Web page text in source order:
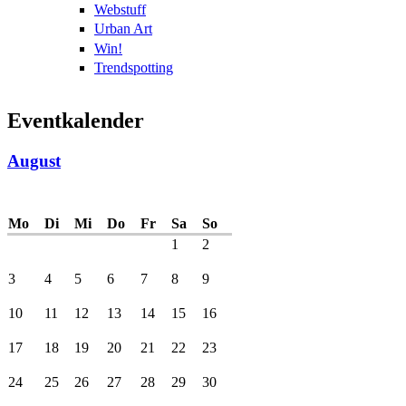
Webstuff
Urban Art
Win!
Trendspotting
Eventkalender
August
Mo Di Mi Do Fr Sa
So
1
2
3 4 5 6 7 8 9
10 11 12 13 14 15 16
17 18 19 20 21 22 23
24 25 26 27 28 29 30